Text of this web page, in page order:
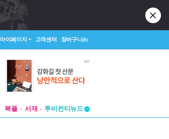
마이페이지 고객센터 장바구니(0)
북플 서재
투비컨티뉴드